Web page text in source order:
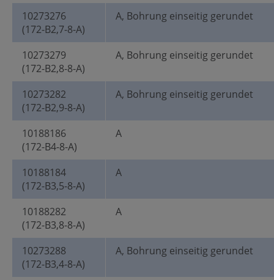
10273276
(172-B2,7-8-A)
A, Bohrung einseitig gerundet
10273279
(172-B2,8-8-A)
A, Bohrung einseitig gerundet
10273282
(172-B2,9-8-A)
A, Bohrung einseitig gerundet
10188186
(172-B4-8-A)
A
10188184
(172-B3,5-8-A)
A
10188282
(172-B3,8-8-A)
A
10273288
(172-B3,4-8-A)
A, Bohrung einseitig gerundet